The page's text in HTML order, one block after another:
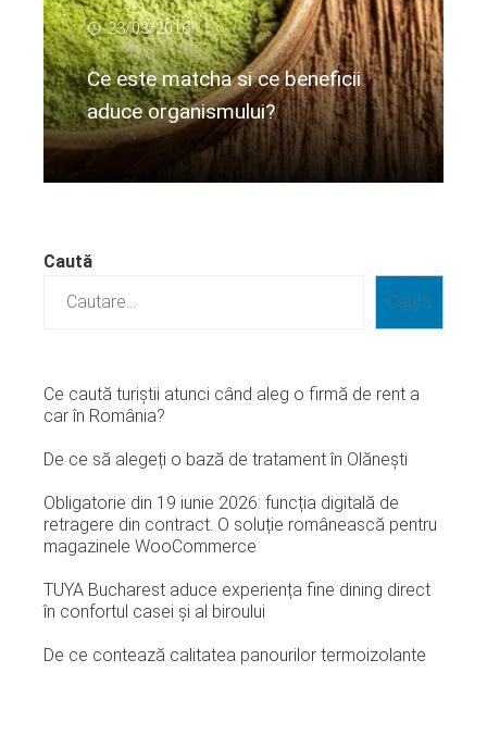
23/03/2016
Ce este matcha si ce beneficii
aduce organismului?
Citeste mai departe...
Caută
Caută
Ce caută turiștii atunci când aleg o firmă de rent a
car în România?
De ce să alegeți o bază de tratament în Olănești
Obligatorie din 19 iunie 2026: funcția digitală de
retragere din contract. O soluție românească pentru
magazinele WooCommerce
TUYA Bucharest aduce experiența fine dining direct
în confortul casei și al biroului
De ce contează calitatea panourilor termoizolante